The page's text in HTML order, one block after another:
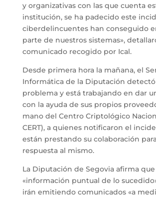
y organizativas con las que cuenta
institución, se ha padecido este
ciberdelincuentes han conseguido
parte de nuestros sistemas»,
comunicado recogido por Ical.
Desde primera hora la mañana, el
Informática de la Diputación
problema y está trabajando en dar
con la ayuda de sus propios
mano del Centro Criptológico
CERT), a quienes notificaron el
están prestando su colaboración
respuesta al mismo.
La Diputación de Segovia afirma
«información puntual de lo
irán emitiendo comunicados «a